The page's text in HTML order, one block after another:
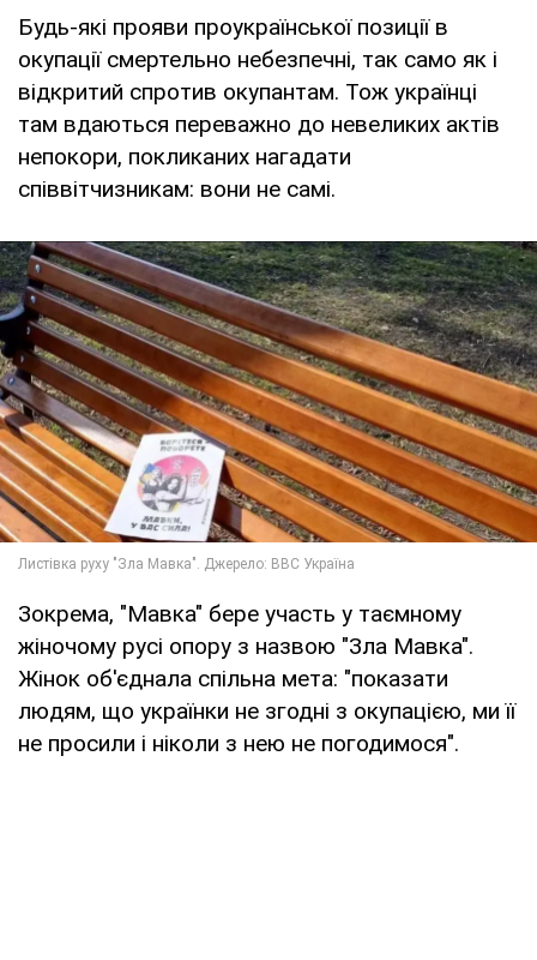
Будь-які прояви проукраїнської позиції в
окупації смертельно небезпечні, так само як і
відкритий спротив окупантам. Тож українці
там вдаються переважно до невеликих актів
непокори, покликаних нагадати
співвітчизникам: вони не самі.
Зокрема, "Мавка" бере участь у таємному
жіночому русі опору з назвою "Зла Мавка".
Жінок об'єднала спільна мета: "показати
людям, що українки не згодні з окупацією, ми її
не просили і ніколи з нею не погодимося".